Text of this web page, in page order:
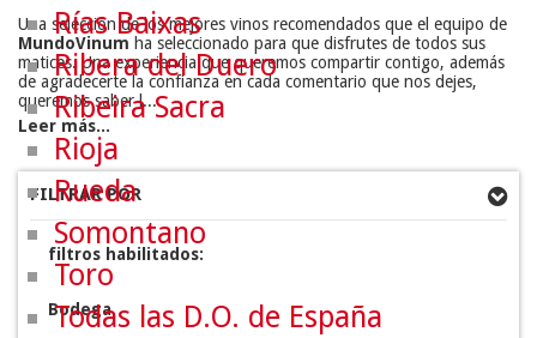
Una selección de los mejores vinos recomendados que el equipo de
MundoVinum ha seleccionado para que disfrutes de todos sus
matices. Una experiencia que queremos compartir contigo, además
de agradecerte la confianza en cada comentario que nos dejes,
queremos saber l...
Leer más...
FILTRAR POR
filtros habilitados:
Bodega
Rías Baixas
Ribera del Duero
Ribeira Sacra
Rioja
Rueda
Somontano
Toro
Todas las D.O. de España